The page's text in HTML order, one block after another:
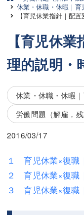
三平 聡史
坂本 陽一
桶川 聡
三平 隆史
吉元 優仁
小川 祐
弁護士費用
不動産
三平 聡史
坂本 陽一
桶川 聡
三平 隆史
吉元 優仁
弁護士費用
不動産
相続・遺言
休業・休職・休暇｜
【育児休業指針｜配
【育児休
理的説明・
休業・休職・休暇
労働問題（解雇，残
2016/03/17
１ 育児休業×復職
２ 育児休業×復職
３ 育児休業×復職